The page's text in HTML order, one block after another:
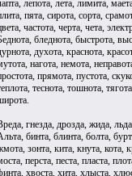
лепота, лета, лимита,
пята, сирота, сорта,
частота, черта, чета,
бледнота, быстрота,
духота, краснота,
нагота, немота,
прямота, пустота,
теснота, тошнота,
гнезда, дрозда, жида,
бинта, блинта, болта,
зонта, кита, кнута, кота,
перста, песта, пласта,
хвоста, хита, хлыста,